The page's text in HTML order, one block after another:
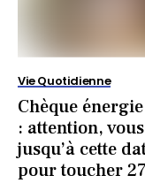
Vie Quotidienne
Chèque
: attention,
jusqu’à cette
pour toucher